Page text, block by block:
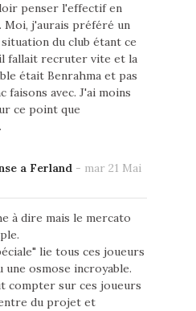
penser l'effectif en
Moi, j'aurais préféré un
du club étant ce
fallait recruter vite et la
était Benrahma et pas
faisons avec. J'ai moins
ce point que
a Ferland- mar 21 Mai
à dire mais le mercato
lie tous ces joueurs
une osmose incroyable.
compter sur ces joueurs
du projet et